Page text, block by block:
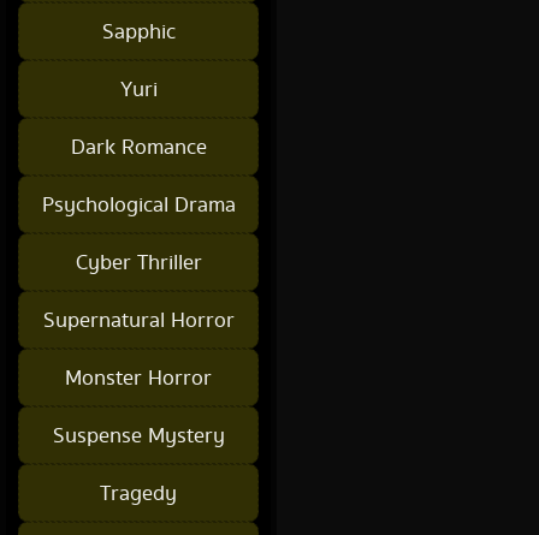
Sapphic
Yuri
Dark Romance
Psychological Drama
Cyber Thriller
Supernatural Horror
Monster Horror
Suspense Mystery
Tragedy